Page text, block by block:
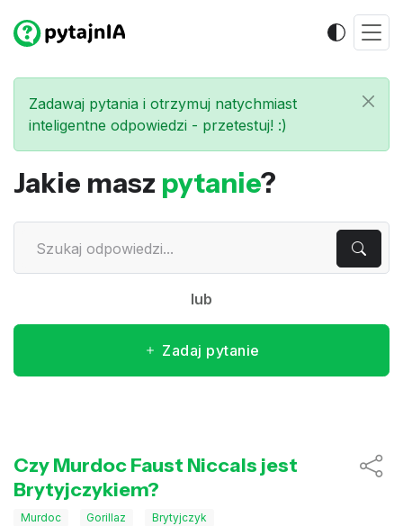
Zadawaj pytania i otrzymuj natychmiast
inteligentne odpowiedzi - przetestuj! :)
Jakie masz pytanie?
lub
Zadaj pytanie
Czy Murdoc Faust Niccals jest
Brytyjczykiem?
Murdoc Gorillaz Brytyjczyk